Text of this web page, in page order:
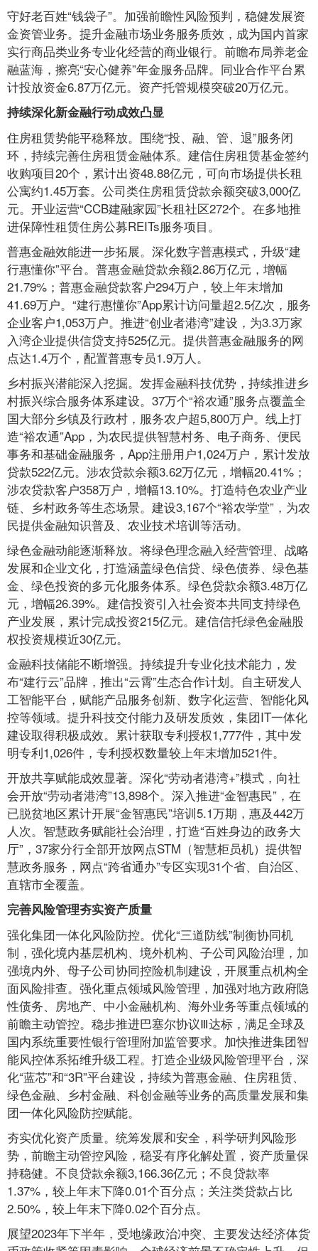
守好老百姓“钱袋子”。加强前瞻性风险预判，稳健发展资
金资管业务。提升金融市场业务服务质效，成为国内首家
实行商品类业务专业化经营的商业银行。前瞻布局养老金
融蓝海，擦亮“安心健养”年金服务品牌。同业合作平台累
计投放资金6.87万亿元。资产托管规模突破20万亿元。
持续深化新金融行动成效凸显
住房租赁势能平稳释放。围绕“投、融、管、退”服务闭
环，持续完善住房租赁金融体系。建信住房租赁基金签约
收购项目20个，累计出资48.88亿元，可向市场提供长租
公寓约1.45万套。公司类住房租赁贷款余额突破3,000亿
元。开业运营“CCB建融家园”长租社区272个。在多地推
进保障性租赁住房公募REITs服务项目。
普惠金融效能进一步拓展。深化数字普惠模式，升级“建
行惠懂你”平台。普惠金融贷款余额2.86万亿元，增幅
21.79%；普惠金融贷款客户294万户，较上年末增加
41.69万户。“建行惠懂你”App累计访问量超2.5亿次，服务
企业客户1,053万户。推进“创业者港湾”建设，为3.3万家
入湾企业提供信贷支持525亿元。提供普惠金融服务的网
点达1.4万个，配置普惠专员1.9万人。
乡村振兴潜能深入挖掘。发挥金融科技优势，持续推进乡
村振兴综合服务体系建设。37万个“裕农通”服务点覆盖全
国大部分乡镇及行政村，服务农户超5,800万户。线上打
造“裕农通”App，为农民提供智慧村务、电子商务、便民
事务和基础金融服务，App注册用户1,024万户，累计发放
贷款522亿元。涉农贷款余额3.62万亿元，增幅20.41%；
涉农贷款客户358万户，增幅13.10%。打造特色农业产业
链、乡村政务等生态场景。建设3,167个“裕农学堂”，为农
民提供金融知识普及、农业技术培训等活动。
绿色金融动能逐渐释放。将绿色理念融入经营管理、战略
发展和企业文化，打造涵盖绿色信贷、绿色债券、绿色基
金、绿色投资的多元化服务体系。绿色贷款余额3.48万亿
元，增幅26.39%。建信投资引入社会资本共同支持绿色
产业发展，累计完成投资215亿元。建信信托绿色金融股
权投资规模近30亿元。
金融科技储能不断增强。持续提升专业化技术能力，发
布“建行云”品牌，推出“云霄”生态合作计划。自主研发人
工智能平台，赋能产品服务创新、数字化运营、智能化风
控等领域。提升科技交付能力及研发质效，集团IT一体化
建设取得积极成效。累计获取专利授权1,777件，其中发
明专利1,026件，专利授权数量较上年末增加521件。
开放共享赋能成效显著。深化“劳动者港湾+”模式，向社
会开放“劳动者港湾”13,898个。深入推进“金智惠民”，在
已脱贫地区累计开展“金智惠民”培训5.1万期，惠及442万
人次。智慧政务赋能社会治理，打造“百姓身边的政务大
厅”，37家分行全部开放网点STM（智慧柜员机）提供智
慧政务服务，网点“跨省通办”专区实现31个省、自治区、
直辖市全覆盖。
完善风险管理夯实资产质量
强化集团一体化风险防控。优化“三道防线”制衡协同机
制，强化境内基层机构、境外机构、子公司风险治理，加
强境内外、母子公司协同控险机制建设，开展重点机构全
面风险排查。强化重点领域风险管理，加强对地方政府隐
性债务、房地产、中小金融机构、海外业务等重点领域的
前瞻主动管控。稳步推进巴塞尔协议Ⅲ达标，满足全球及
国内系统重要性银行管理附加监管要求。加快推进集团智
能风控体系拓维升级工程。打造企业级风险管理平台，深
化“蓝芯”和“3R”平台建设，持续为普惠金融、住房租赁、
绿色金融、乡村金融、科创金融等业务的高质量发展和集
团一体化风险防控赋能。
夯实优化资产质量。统筹发展和安全，科学研判风险形
势，前瞻主动管控风险，稳妥有序化解处置，资产质量保
持稳健。不良贷款余额3,166.36亿元；不良贷款率
1.37%，较上年末下降0.01个百分点；关注类贷款占比
2.50%，较上年末下降0.02个百分点。
展望2023年下半年，受地缘政治冲突、主要发达经济体货